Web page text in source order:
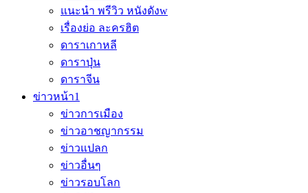
แนะนำ พรีวิว หนังดังw
เรื่องย่อ ละครฮิต
ดาราเกาหลี
ดาราปุ่น
ดาราจีน
ข่าวหน้า1
ข่าวการเมือง
ข่าวอาชญากรรม
ข่าวแปลก
ข่าวอื่นๆ
ข่าวรอบโลก